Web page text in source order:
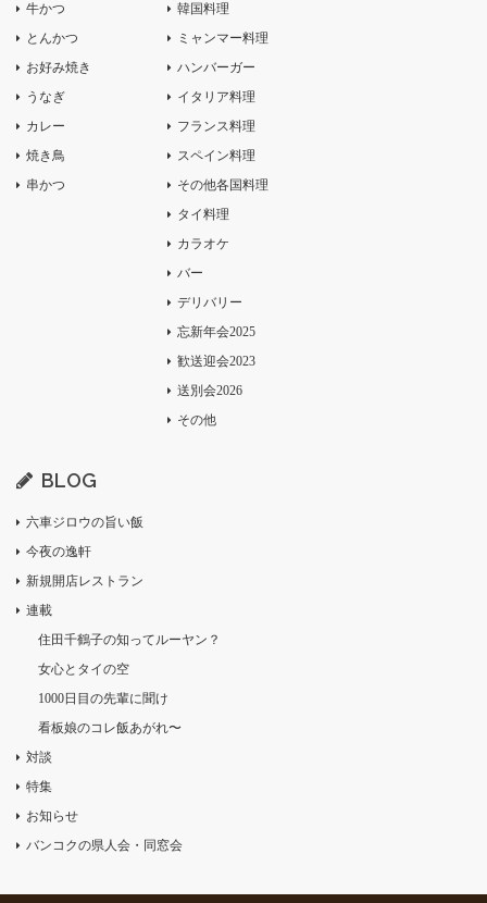
牛かつ
とんかつ
お好み焼き
うなぎ
カレー
焼き鳥
串かつ
韓国料理
ミャンマー料理
ハンバーガー
イタリア料理
フランス料理
スペイン料理
その他各国料理
タイ料理
カラオケ
バー
デリバリー
忘新年会2025
歓送迎会2023
送別会2026
その他
BLOG
六車ジロウの旨い飯
今夜の逸軒
新規開店レストラン
連載
住田千鶴子の知ってルーヤン？
女心とタイの空
1000日目の先輩に聞け
看板娘のコレ飯あがれ〜
対談
特集
お知らせ
バンコクの県人会・同窓会